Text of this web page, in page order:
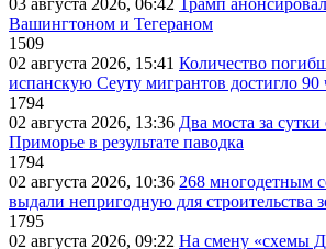
03 августа 2026, 06:42 Трамп
Вашингтоном и Тегераном
1509
02 августа 2026, 15:41 Количество
испанскую Сеуту мигрантов достигло 90
1794
02 августа 2026, 13:36 Два моста за
Приморье в результате паводка
1794
02 августа 2026, 10:36 268 многодетным
выдали непригодную для строительства
1795
02 августа 2026, 09:22 На смену «схемы